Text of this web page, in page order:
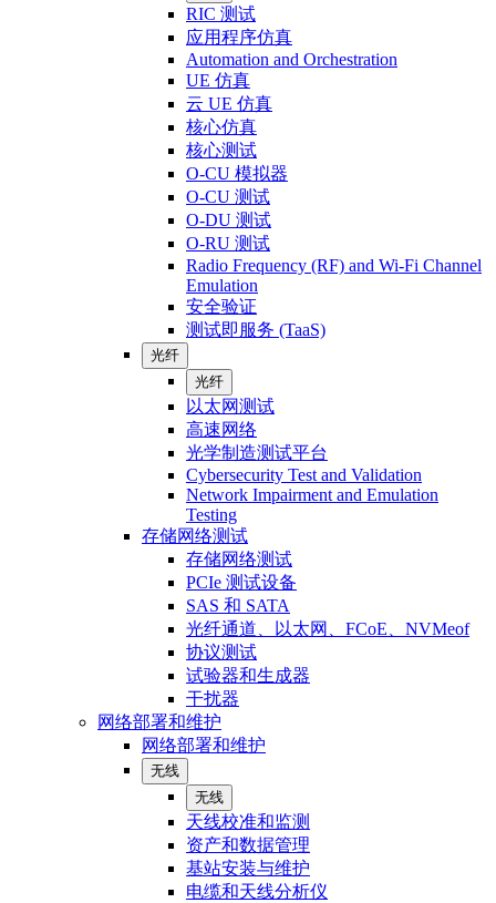
RIC 测试
应用程序仿真
Automation and Orchestration
UE 仿真
云 UE 仿真
核心仿真
核心测试
O-CU 模拟器
O-CU 测试
O-DU 测试
O-RU 测试
Radio Frequency (RF) and Wi-Fi Channel
Emulation
安全验证
测试即服务 (TaaS)
光纤
光纤
以太网测试
高速网络
光学制造测试平台
Cybersecurity Test and Validation
Network Impairment and Emulation
Testing
存储网络测试
存储网络测试
PCIe 测试设备
SAS 和 SATA
光纤通道、以太网、FCoE、NVMeof
协议测试
试验器和生成器
干扰器
网络部署和维护
网络部署和维护
无线
无线
天线校准和监测
资产和数据管理
基站安装与维护
电缆和天线分析仪